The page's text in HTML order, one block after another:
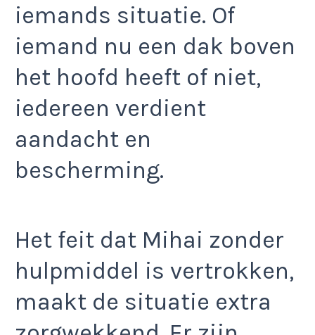
iemands situatie. Of
iemand nu een dak boven
het hoofd heeft of niet,
iedereen verdient
aandacht en
bescherming.
Het feit dat Mihai zonder
hulpmiddel is vertrokken,
maakt de situatie extra